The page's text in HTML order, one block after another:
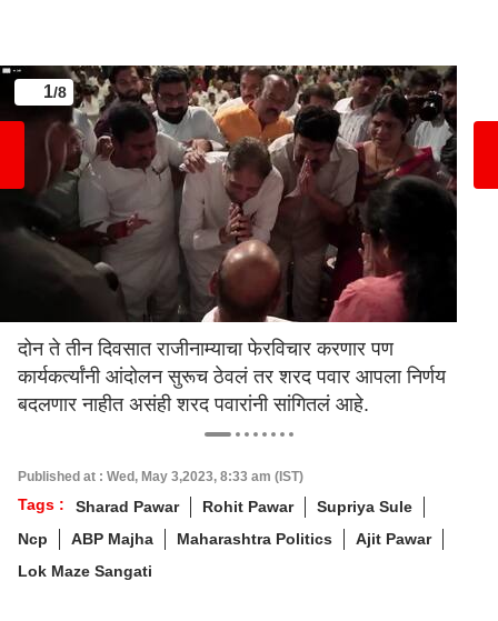
1/8
दोन ते तीन दिवसात राजीनाम्याचा फेरविचार करणार पण
कार्यकर्त्यांनी आंदोलन सुरूच ठेवलं तर शरद पवार आपला निर्णय
बदलणार नाहीत असंही शरद पवारांनी सांगितलं आहे.
Published at : Wed, May 3,2023, 8:33 am (IST)
Tags : Sharad Pawar Rohit Pawar
Supriya Sule
Ncp
ABP Majha Maharashtra Politics
Ajit Pawar
Lok Maze Sangati